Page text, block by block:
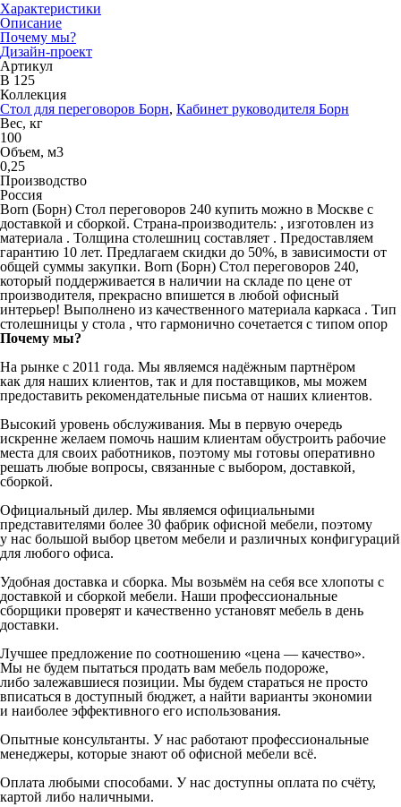
Характеристики
Описание
Почему мы?
Дизайн-проект
Артикул
В 125
Коллекция
Стол для переговоров Борн, Кабинет руководителя Борн
Вес, кг
100
Объем, м3
0,25
Производство
Россия
Born (Борн) Стол переговоров 240 купить можно в Москве с
доставкой и сборкой. Страна-производитель: , изготовлен из
материала . Толщина столешниц составляет . Предоставляем
гарантию 10 лет. Предлагаем скидки до 50%, в зависимости от
общей суммы закупки. Born (Борн) Стол переговоров 240,
который поддерживается в наличии на складе по цене от
производителя, прекрасно впишется в любой офисный
интерьер! Выполнено из качественного материала каркаса . Тип
столешницы у стола , что гармонично сочетается с типом опор
Почему мы?
На рынке с 2011 года. Мы являемся надёжным партнёром
как для наших клиентов, так и для поставщиков, мы можем
предоставить рекомендательные письма от наших клиентов.
Высокий уровень обслуживания. Мы в первую очередь
искренне желаем помочь нашим клиентам обустроить рабочие
места для своих работников, поэтому мы готовы оперативно
решать любые вопросы, связанные с выбором, доставкой,
сборкой.
Официальный дилер. Мы являемся официальными
представителями более 30 фабрик офисной мебели, поэтому
у нас большой выбор цветом мебели и различных конфигураций
для любого офиса.
Удобная доставка и сборка. Мы возьмём на себя все хлопоты с
доставкой и сборкой мебели. Наши профессиональные
сборщики проверят и качественно установят мебель в день
доставки.
Лучшее предложение по соотношению «цена — качество».
Мы не будем пытаться продать вам мебель подороже,
либо залежавшиеся позиции. Мы будем стараться не просто
вписаться в доступный бюджет, а найти варианты экономии
и наиболее эффективного его использования.
Опытные консультанты. У нас работают профессиональные
менеджеры, которые знают об офисной мебели всё.
Оплата любыми способами. У нас доступны оплата по счёту,
картой либо наличными.